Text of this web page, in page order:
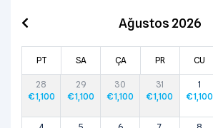
PT SA ÇA PR CU
Ağustos 2026
28
€1,100
29
€1,100
30
€1,100
31
€1,100
1
€1,100